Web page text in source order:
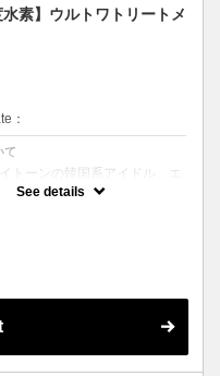
素】ウルトワトリートメ
：
て
トーンの韓国系アイドル、エ
悩みの美魔女も夢中！全ての
See details